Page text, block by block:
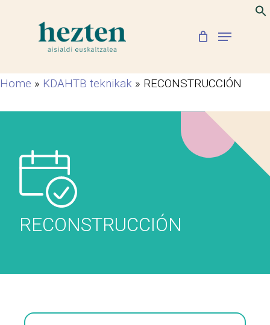
content
Menu
Home » KDAHTB teknikak » RECONSTRUCCIÓN
RECONSTRUCCIÓN